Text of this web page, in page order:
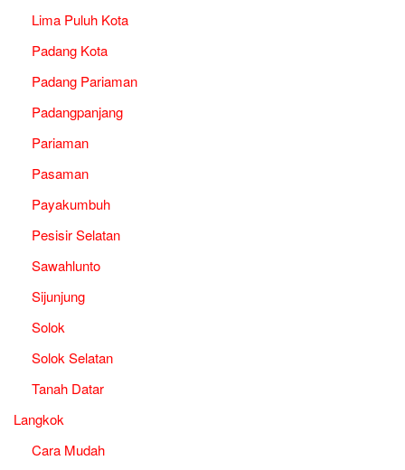
Lima Puluh Kota
Padang Kota
Padang Pariaman
Padangpanjang
Pariaman
Pasaman
Payakumbuh
Pesisir Selatan
Sawahlunto
Sijunjung
Solok
Solok Selatan
Tanah Datar
Langkok
Cara Mudah